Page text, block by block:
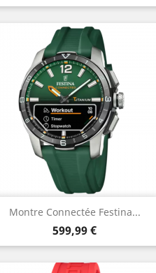
Montre Connectée Festina...
Prix
599,99 €
 Aperçu rapide